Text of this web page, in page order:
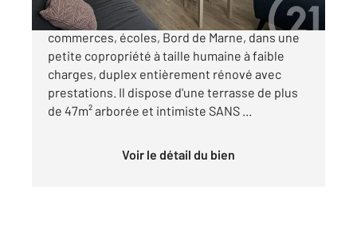
LA VARENNE - LES MURIERS - A proximité des
commerces, écoles, Bord de Marne, dans une
petite copropriété à taille humaine à faible
charges, duplex entièrement rénové avec
prestations. Il dispose d'une terrasse de plus
de 47m² arborée et intimiste SANS ...
Voir le détail du bien